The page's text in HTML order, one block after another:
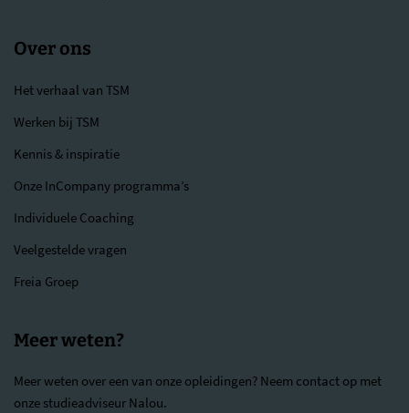
Over ons
Het verhaal van TSM
Werken bij TSM
Kennis & inspiratie
Onze InCompany programma’s
Individuele Coaching
Veelgestelde vragen
Freia Groep
Meer weten?
Meer weten over een van onze opleidingen? Neem contact op met
onze studieadviseur Nalou.